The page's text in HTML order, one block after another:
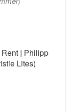
| Philipp
Lites)